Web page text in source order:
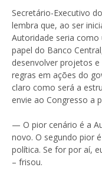
Secretário-Executivo
lembra que, ao ser
Autoridade seria
papel do Banco
desenvolver projetos
regras em ações do
claro como será a
envie ao Congresso a
— O pior cenário é a
novo. O segundo pior
política. Se for por aí,
– frisou.